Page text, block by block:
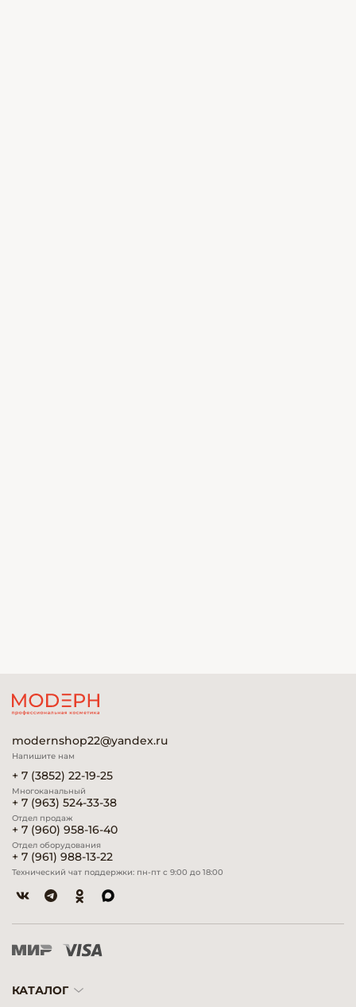
modernshop22@yandex.ru
Напишите нам
+ 7 (3852) 22-19-25
Многоканальный
+ 7 (963) 524-33-38
Отдел продаж
+ 7 (960) 958-16-40
Отдел оборудования
+ 7 (961) 988-13-22
Технический чат поддержки: пн-пт с 9:00 до 18:00
КАТАЛОГ